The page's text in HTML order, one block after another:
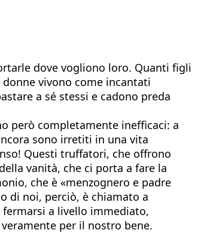
dove vogliono loro. Quanti figli
vivono come incantati
a sé stessi e cadono preda
però completamente inefficaci: a
sono irretiti in una vita
Questi truffatori, che offrono
vanità, che ci porta a fare la
che è «menzognero e padre
di noi, perciò, è chiamato a
a livello immediato,
per il nostro bene.